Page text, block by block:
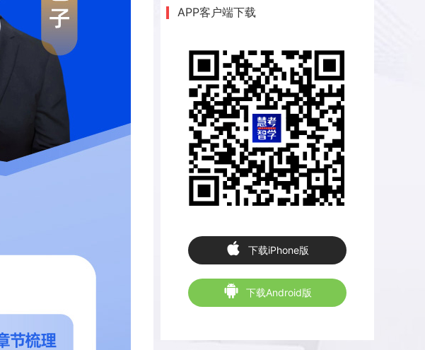
40-第四章-多元函数微分学（一）
42-第四章-多元函数微分学（三）
43-第四章-多元函数微分学（四）
44-第四章-多元函数微分学（五）
45-第五章-排列与组合
46-第六章-概率论初步（一）
47-第六章-概率论初步（二）
48-第六章-概率论初步（三）
APP客户端下载
下载iPhone版
下载Android版